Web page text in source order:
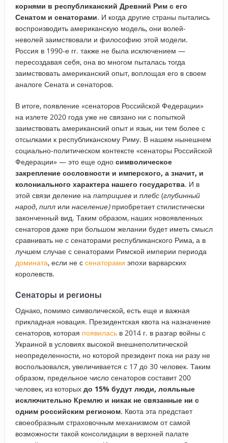
корнями в республиканский Древний Рим с его
Сенатом и сенаторами. И когда другие страны пытались
воспроизводить американскую модель, они волей-
неволей заимствовали и философию этой модели.
Россия в 1990-е гг. также не была исключением —
пересоздавая себя, она во многом пыталась тогда
заимствовать американский опыт, воплощая его в своем
аналоге Сената и сенаторов.
В итоге, появление «сенаторов Российской Федерации»
на излете 2020 года уже не связано ни с попыткой
заимствовать американский опыт и язык, ни тем более с
отсылками к республиканскому Риму. В нашем нынешнем
социально-политическом контексте «сенаторы Российской
Федерации» — это еще одно символическое
закрепление сословности и имперского, а значит, и
колониального характера нашего государства. И в
этой связи деление на патрициеви плебс(глубинный
народ, пиплили население)приобретает стилистически
законченный вид. Таким образом, наших новоявленных
сенаторов даже при большом желании будет иметь смысл
сравнивать не с сенаторами республиканского Рима, а в
лучшем случае с сенаторами Римской империи периода
домината, если не с сенаторами эпохи варварских
королевств.
Сенаторы и регионы
Однако, помимо символической, есть еще и важная
прикладная новация. Президентская квота на назначение
сенаторов, которая появиласьв 2014 г. в разгар войны с
Украиной в условиях высокой внешнеполитической
неопределенности, но которой президент пока ни разу не
воспользовался, увеличивается с 17 до 30 человек. Таким
образом, предельное число сенаторов составит 200
человек, из которых до 15% будут люди, лояльные
исключительно Кремлю и никак не связанные ни с
одним российским регионом. Квота эта предстает
своеобразным страховочным механизмом от самой
возможности такой консолидации в верхней палате